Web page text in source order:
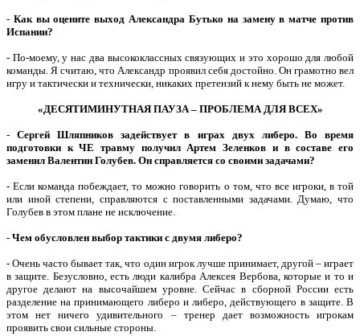
- Как вы оцените выход Александра Бутько на замену в матче против
Испании?
- По-моему, у нас два высококлассных связующих и это хорошо для любой
команды. Я считаю, что Александр проявил себя достойно. Он грамотно вел
игру и тактически и технически, никаких претензий к нему быть не может.
«ДЕСЯТИМИНУТНАЯ ПАУЗА – ПРОБЛЕМА ДЛЯ ВСЕХ»
-Сергей Шляпников задействует в играх двух либеро. Во время
подготовки к ЧЕ травму получил Артем Зеленков и в составе его
заменил Валентин Голубев. Он справляется со своими задачами?
- Если команда побеждает, то можно говорить о том, что все игроки, в той
или иной степени, справляются с поставленными задачами. Думаю, что
Голубев в этом плане не исключение.
- Чем обусловлен выбор тактики с двумя либеро?
- Очень часто бывает так, что один игрок лучше принимает, другой – играет
в защите. Безусловно, есть люди калибра Алексея Вербова, которые и то и
другое делают на высочайшем уровне. Сейчас в сборной России есть
разделение на принимающего либеро и либеро, действующего в защите. В
этом нет ничего удивительного – тренер дает возможность игрокам
проявить свои сильные стороны.